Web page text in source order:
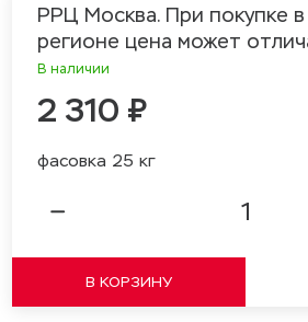
РРЦ Москва. При покупке
регионе цена может
В наличии
2 310 ₽
фасовка 25 кг